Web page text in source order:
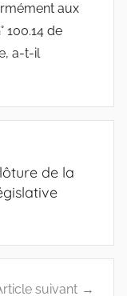
aux
100.14 de
a-t-il
de la
suivant